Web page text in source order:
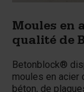
Moules en
qualité de
Betonblock®
moules en acier
béton, de